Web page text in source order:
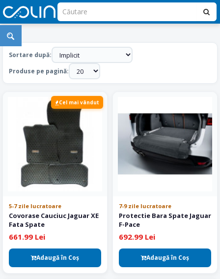
Accesorii
Auto
Jaguar
Sortare după:
Produse pe pagină:
Cel mai vândut
5-7 zile lucratoare
Covorase Cauciuc Jaguar XE
Fata Spate
661.99 Lei
Adaugă în Coş
7-9 zile lucratoare
Protectie Bara Spate Jaguar
F-Pace
692.99 Lei
Adaugă în Coş